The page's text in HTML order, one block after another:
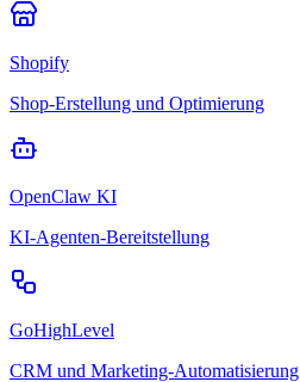
Shopify
Shop-Erstellung und Optimierung
OpenClaw KI
KI-Agenten-Bereitstellung
GoHighLevel
CRM und Marketing-Automatisierung